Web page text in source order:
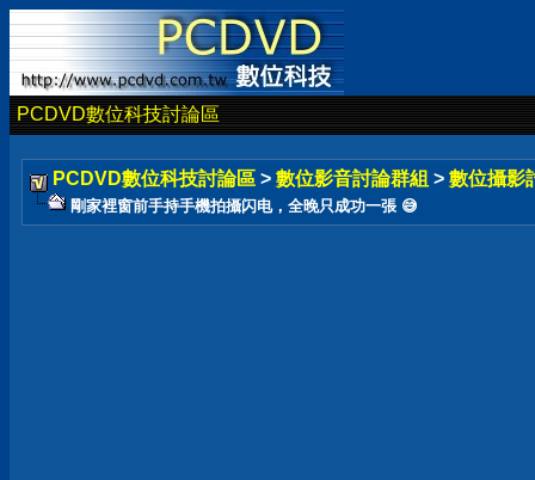
PCDVD數位科技討論區
PCDVD數位科技討論區 > 數位影音討論群組 > 數位攝影
剛家裡窗前手持手機拍攝闪电，全晚只成功一張 😅